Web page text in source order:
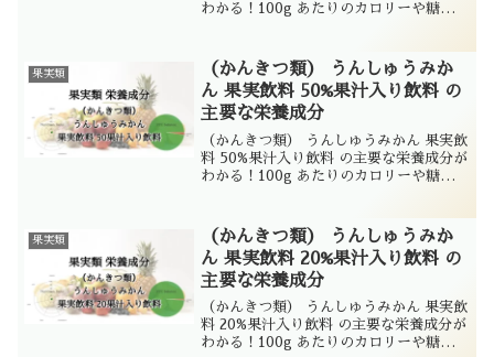
わかる！100g あたりのカロリーや糖質
果実類
（かんきつ類） うんしゅうみか
ん 果実飲料 50%果汁入り飲料 の
主要な栄養成分
（かんきつ類） うんしゅうみかん 果実飲
料 50%果汁入り飲料 の主要な栄養成分が
わかる！100g あたりのカロリーや糖質
果実類
（かんきつ類） うんしゅうみか
ん 果実飲料 20%果汁入り飲料 の
主要な栄養成分
（かんきつ類） うんしゅうみかん 果実飲
料 20%果汁入り飲料 の主要な栄養成分が
わかる！100g あたりのカロリーや糖質